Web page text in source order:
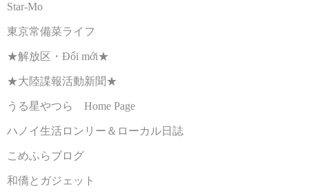
Star-Mo
東京常備菜ライフ
★解放区・Đổi mới★
★大陸諜報活動新聞★
うる星やつら Home Page
ハノイ生活ロンリー＆ローカル日誌
こめふらブログ
和僑とガジェット